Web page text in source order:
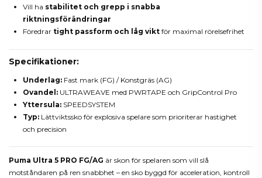
Vill ha stabilitet och grepp i snabba
riktningsförändringar
Föredrar tight passform och låg vikt för maximal rörelsefrihet
Specifikationer:
Underlag: Fast mark (FG) / Konstgräs (AG)
Ovandel: ULTRAWEAVE med PWRTAPE och GripControl Pro
Yttersula: SPEEDSYSTEM
Typ: Lättviktssko för explosiva spelare som prioriterar hastighet
och precision
Puma Ultra 5 PRO FG/AG är skon för spelaren som vill slå
motståndaren på ren snabbhet – en sko byggd för acceleration, kontroll